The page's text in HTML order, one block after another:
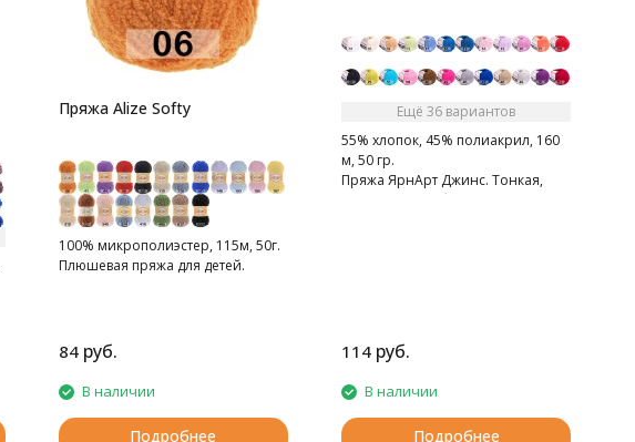
Пряжа Alize Softy
100% микрополиэстер, 115м, 50г.
Плюшевая пряжа для детей.
84 руб.
В наличии
Подробнее
Ещё 36 вариантов
55% хлопок, 45% полиакрил, 160
м, 50 гр.
Пряжа ЯрнАрт Джинс. Тонкая,
мягкая, слегка бархатистая нитка.
114 руб.
В наличии
Подробнее